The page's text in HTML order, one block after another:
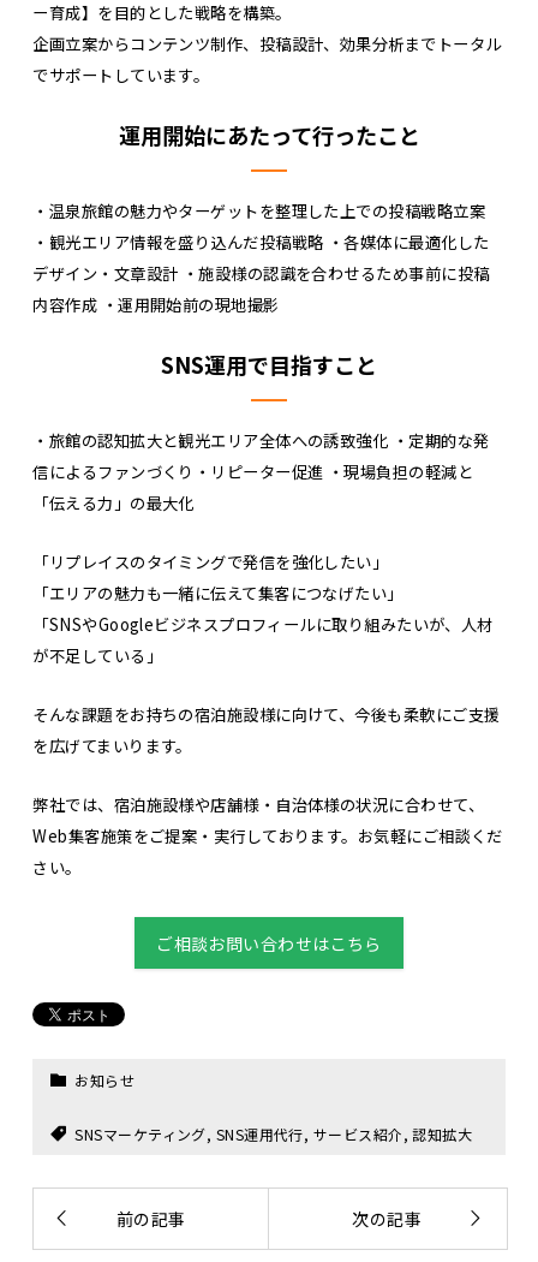
ー育成】を目的とした戦略を構築。
企画立案からコンテンツ制作、投稿設計、効果分析までトータル
でサポートしています。
運用開始にあたって行ったこと
・温泉旅館の魅力やターゲットを整理した上での投稿戦略立案
・観光エリア情報を盛り込んだ投稿戦略 ・各媒体に最適化した
デザイン・文章設計 ・施設様の認識を合わせるため事前に投稿
内容作成 ・運用開始前の現地撮影
SNS運用で目指すこと
・旅館の認知拡大と観光エリア全体への誘致強化 ・定期的な発
信によるファンづくり・リピーター促進 ・現場負担の軽減と
「伝える力」の最大化
「リプレイスのタイミングで発信を強化したい」
「エリアの魅力も一緒に伝えて集客につなげたい」
「SNSやGoogleビジネスプロフィールに取り組みたいが、人材
が不足している」
そんな課題をお持ちの宿泊施設様に向けて、今後も柔軟にご支援
を広げてまいります。
弊社では、宿泊施設様や店舗様・自治体様の状況に合わせて、
Web集客施策をご提案・実行しております。お気軽にご相談くだ
さい。
ご相談お問い合わせはこちら
お知らせ
SNSマーケティング, SNS運用代行, サービス紹介,認知拡大
前の記事 次の記事